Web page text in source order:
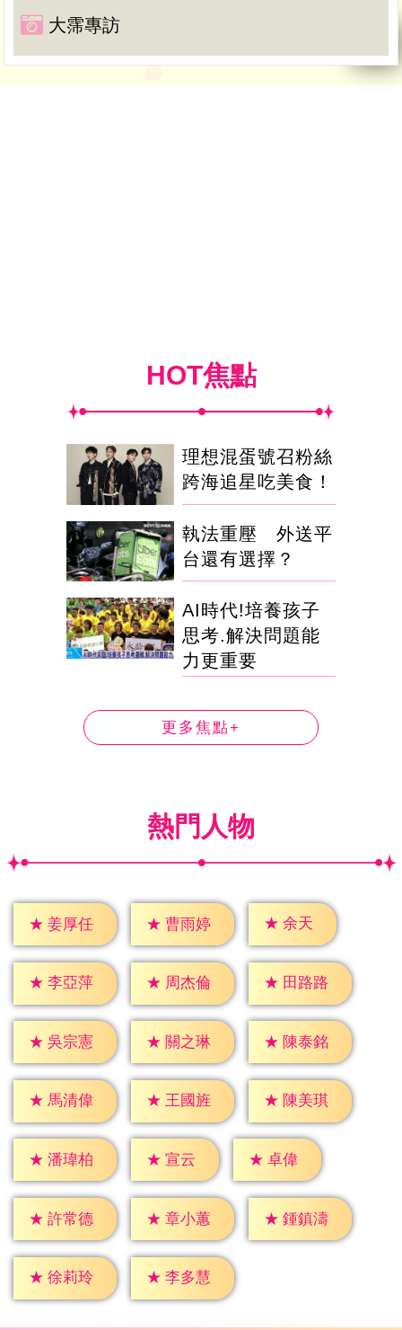
大霈專訪
HOT焦點
理想混蛋號召粉絲
跨海追星吃美食！
執法重壓 外送平
台還有選擇？
AI時代!培養孩子
思考.解決問題能
力更重要
更多焦點+
熱門人物
★ 姜厚任 ★ 曹雨婷 ★ 余天
★ 李亞萍 ★ 周杰倫 ★ 田路路
★ 吳宗憲 ★ 關之琳 ★ 陳泰銘
★ 馬清偉 ★ 王國旌 ★ 陳美琪
★ 潘瑋柏 ★ 宣云 ★ 卓偉
★ 許常德 ★ 章小蕙 ★ 鍾鎮濤
★ 徐莉玲 ★ 李多慧